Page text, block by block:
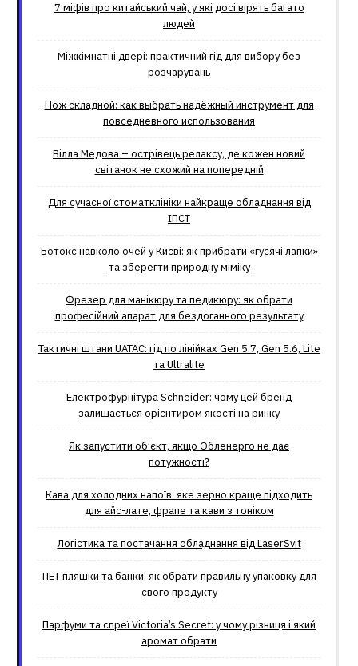
7 міфів про китайський чай, у які досі вірять багато
людей
Міжкімнатні двері: практичний гід для вибору без
розчарувань
Нож складной: как выбрать надёжный инструмент для
повседневного использования
Вілла Медова – острівець релаксу, де кожен новий
світанок не схожий на попередній
Для сучасної стоматклініки найкраще обладнання від
ІПСТ
Ботокс навколо очей у Києві: як прибрати «гусячі лапки»
та зберегти природну міміку
Фрезер для манікюру та педикюру: як обрати
професійний апарат для бездоганного результату
Тактичні штани UATAC: гід по лінійках Gen 5.7, Gen 5.6, Lite
та Ultralite
Електрофурнітура Schneider: чому цей бренд
залишається орієнтиром якості на ринку
Як запустити об’єкт, якщо Обленерго не дає
потужності?
Кава для холодних напоїв: яке зерно краще підходить
для айс-лате, фрапе та кави з тоніком
Логістика та постачання обладнання від LaserSvit
ПЕТ пляшки та банки: як обрати правильну упаковку для
свого продукту
Парфуми та спреї Victoria’s Secret: у чому різниця і який
аромат обрати